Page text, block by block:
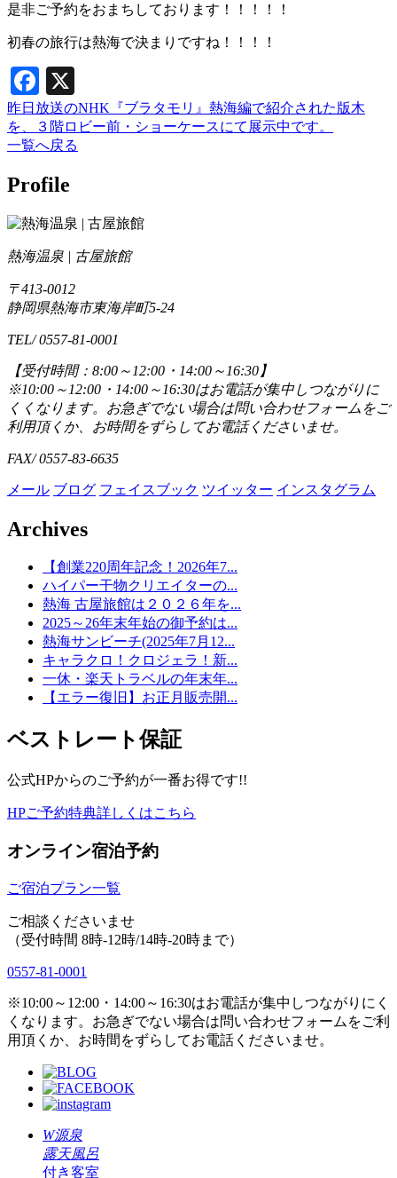
是非ご予約をおまちしております！！！！！
初春の旅行は熱海で決まりですね！！！！
Facebook
昨日放送のNHK『ブラタモリ』熱海編で紹介された版木
を、３階ロビー前・ショーケースにて展示中です。
一覧へ戻る
Profile
熱海温泉 | 古屋旅館
〒413-0012
静岡県熱海市東海岸町5-24
TEL/ 0557-81-0001
【受付時間：8:00～12:00・14:00～16:30】
※10:00～12:00・14:00～16:30はお電話が集中しつながりに
くくなります。お急ぎでない場合は問い合わせフォームをご
利用頂くか、お時間をずらしてお電話くださいませ。
FAX/ 0557-83-6635
メール ブログ フェイスブック ツイッター インスタグラム
Archives
【創業220周年記念！2026年7...
ハイパー干物クリエイターの...
熱海 古屋旅館は２０２６年を...
2025～26年末年始の御予約は...
熱海サンビーチ(2025年7月12...
キャラクロ！クロジェラ！新...
一休・楽天トラベルの年末年...
【エラー復旧】お正月販売開...
ベストレート保証
公式HPからのご予約が一番お得です!!
HPご予約特典詳しくはこちら
オンライン宿泊予約
ご宿泊プラン一覧
ご相談くださいませ
（受付時間 8時-12時/14時-20時まで）
0557-81-0001
※10:00～12:00・14:00～16:30はお電話が集中しつながりにく
くなります。お急ぎでない場合は問い合わせフォームをご利
用頂くか、お時間をずらしてお電話くださいませ。
W源泉
露天風呂
付き客室